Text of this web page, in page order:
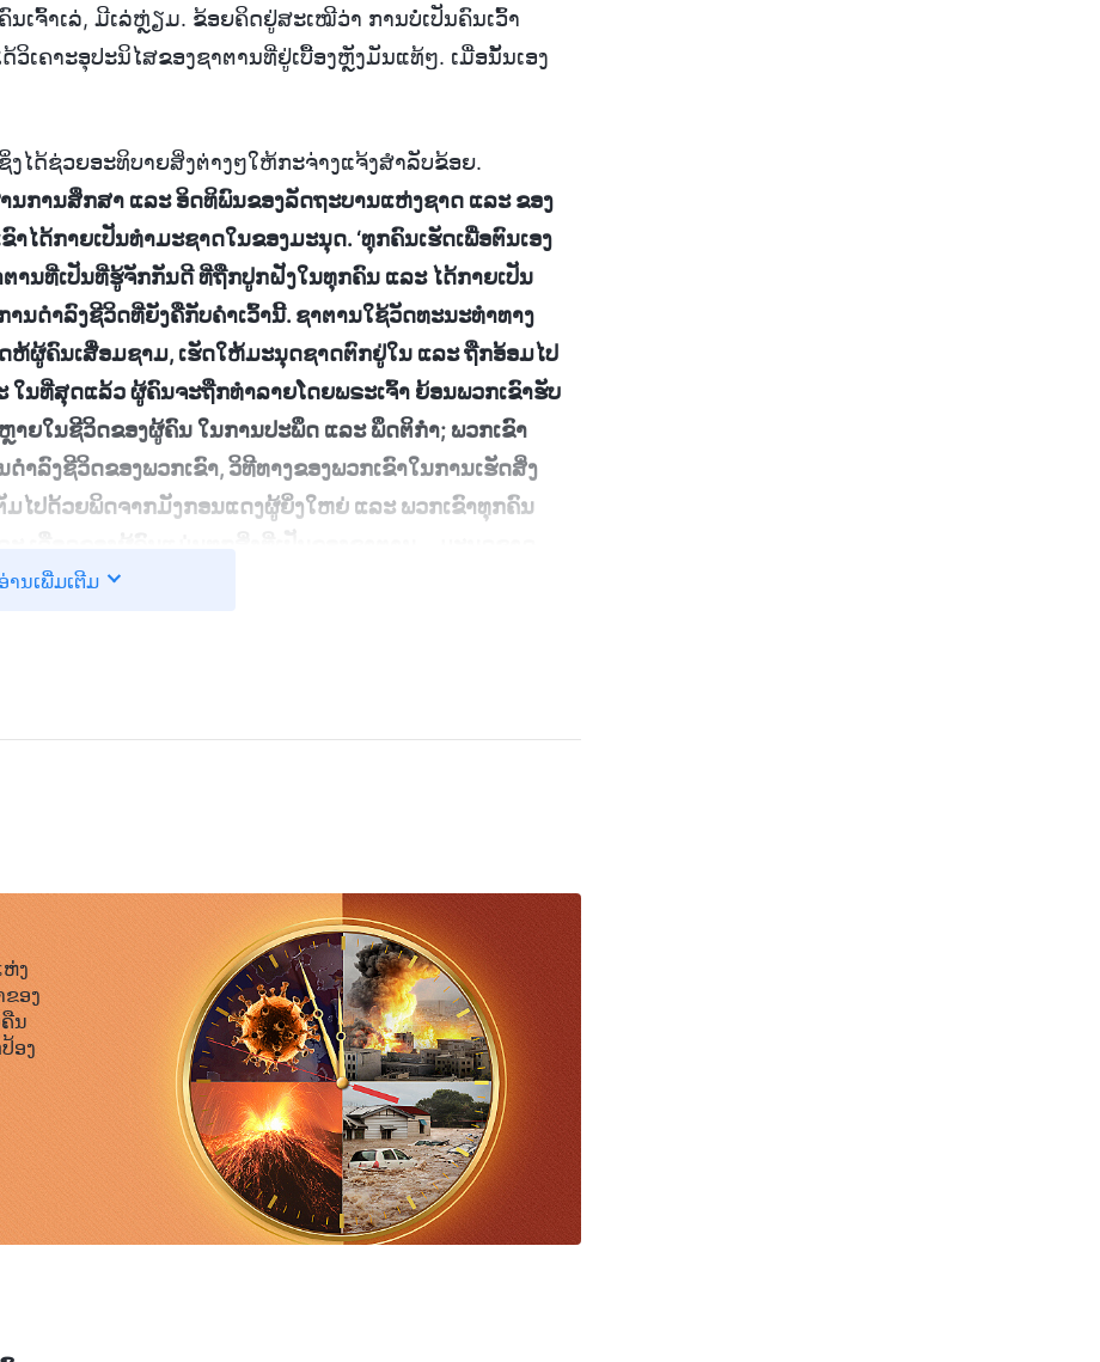
ເຈົ້າເລ່, ມີເລ່ຫຼ່ຽມ. ຂ້ອຍຄິດຢູ່ສະເໝີວ່າ ການບໍ່ເປັນຄົນເວົ້າ
ເຄາະອຸປະນິໄສຂອງຊາຕານທີ່ຢູ່ເບື້ອງຫຼັງມັນແທ້ໆ. ເມື່ອນັ້ນເອງ
ໄດ້ຊ່ວຍອະທິບາຍສິ່ງຕ່າງໆໃຫ້ກະຈ່າງແຈ້ງສຳລັບຂ້ອຍ.
ນການສຶກສາ ແລະ ອິດທິພົນຂອງລັດຖະບານແຫ່ງຊາດ ແລະ ຂອງ
ໄດ້ກາຍເປັນທຳມະຊາດໃນຂອງມະນຸດ. ‘ທຸກຄົນເຮັດເພື່ອຕົນເອງ
ານທີ່ເປັນທີ່ຮູ້ຈັກກັນດີ ທີ່ຖືກປູກຝັງໃນທຸກຄົນ ແລະ ໄດ້ກາຍເປັນ
ນດໍາລົງຊີວິດທີ່ຍັງຄືກັບຄໍາເວົ້ານີ້. ຊາຕານໃຊ້ວັດທະນະທໍາທາງ
ຫ້ຜູ້ຄົນເສື່ອມຊາມ, ເຮັດໃຫ້ມະນຸດຊາດຕົກຢູ່ໃນ ແລະ ຖືກອ້ອມໄປ
ນທີ່ສຸດແລ້ວ ຜູ້ຄົນຈະຖືກທໍາລາຍໂດຍພຣະເຈົ້າ ຍ້ອນພວກເຂົາຮັບ
າຍໃນຊີວິດຂອງຜູ້ຄົນ ໃນການປະພຶດ ແລະ ພຶດຕິກຳ; ພວກເຂົາ
າລົງຊີວິດຂອງພວກເຂົາ, ວິທີທາງຂອງພວກເຂົາໃນການເຮັດສິ່ງ
ໄປດ້ວຍພິດຈາກມັງກອນແດງຜູ້ຍິ່ງໃຫຍ່ ແລະ ພວກເຂົາທຸກຄົນ
ານແມ່ນໄຫຼຜ່ານເລືອດຂອງທຸກຄົນ ແລະ ມັນສາມາດເຫັນໄດ້ວ່າ
ະຄຣິດແຫ່ງຍຸກສຸດທ້າຍ. ວິທີຮູ້ຈັກທໍາມະຊາດຂອງມະນຸດ)
ຫົວໃຈຂ້ອຍ. ຂ້ອຍເຫັນວ່າຂ້ອຍສະໜັບສະໜູນປັດຊະຍາຂອງ
ເຈົ້າ” ແລະ “ຄວາມງຽບຄືທອງຄຳ ແລະ ຄົນທີ່ເວົ້າຫຼາຍກໍເຮັດ
າ, ຄວາມຄິດທີ່ຜິດພາດຫຼາຍຢ່າງຂອງຂ້ອຍບໍ່ເຄີຍອອກມາໃນທີ່
ຂອງຂ້ອຍ ຫຼື ບໍ່ເຫັນດີກັບຂ້ອຍ. ດ້ວຍວິທີນັ້ນ ຂ້ອຍຈຶ່ງສາມາດ
ານເຮັດຕາມຄວາມຄິດຂອງ “ຄວາມງຽບຄືທອງຄຳ” ແລະ “ເປີດ
ດເພື່ອຈະຢູ່ລອດໃນໂລກນີ້. ຫຼັງຈາກຍອມຮັບພາລະກິດຍຸກສຸດທ້າຍ
ຈະປ່ອຍໃຫ້ສິ່ງເຫຼົ່ານີ້ເປັນຕົວກຳນົດປະຕິສຳພັນຂອງຂ້ອຍກັບອ້າຍ
ປາກຢູ່, ບໍ່ມີໃຜຈະພົບເຫັນຄວາມລົ້ມເຫຼວສ່ວນຕົວ ແລະ ຄວາມ
ອຍໄດ້. ຂ້ອຍດຳລົງຊີວິດຕາມປັດຊະຍາເຫຼົ່ານີ້ຂອງຊາຕານ ແລະ
ງ, ຂ້ອຍກຳລັງຄິດໄລ່ຄວາມສູນເສຍ ແລະ ຜົນປະໂຫຍດຂອງຕົວ
າມີໂອກາດທີ່ຂ້ອຍຈະເຮັດໃຫ້ໂຕເອງອັບອາຍ, ຂ້ອຍຈະເລືອກໄປ
ານເຮັດໃຫ້ຂ້ອຍເຈົ້າເລ່ ແລະ ມີເລ່ຫຼ່ຽມຫຼາຍຍິ່ງຂຶ້ນ ແລະ ເຮັດໃຫ້
. ຂ້ອຍຈະບໍ່ລິເລີ່ມທີ່ຈະຕິດຕໍ່ສື່ສານ ແລະ ເປີດໃຈ, ວຽກຂອງຂ້ອຍ
ອ່ານເພີ່ມເຕີມ
ງ
ອງ
ນ
ອງ